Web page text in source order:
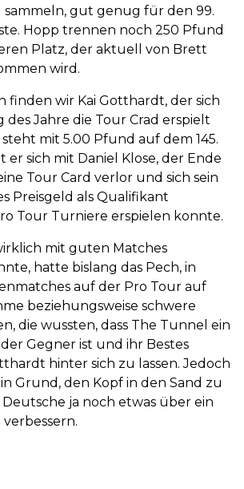
sammeln, gut genug für den 99.
Hopp trennen noch 250 Pfund
Platz, der aktuell von Brett
wird.
finden wir Kai Gotthardt, der sich
des Jahre die Tour Crad erspielt
mit 5.00 Pfund auf dem 145.
er sich mit Daniel Klose, der Ende
Tour Card verlor und sich sein
Preisgeld als Qualifikant
Tour Turniere erspielen konnte.
mit guten Matches
hatte bislang das Pech, in
auf der Pro Tour auf
beziehungsweise schwere
die wussten, dass The Tunnel ein
Gegner ist und ihr Bestes
hinter sich zu lassen. Jedoch
Grund, den Kopf in den Sand zu
ja noch etwas über ein
verbessern.